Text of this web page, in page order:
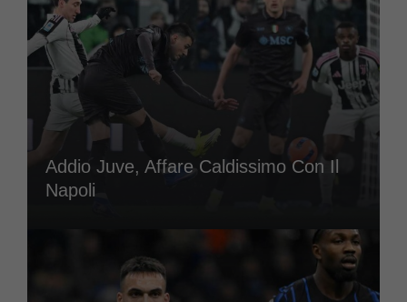
Addio Juve, Affare Caldissimo Con Il
Napoli